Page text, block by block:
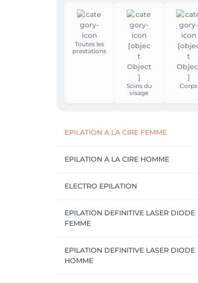
Toutes les
prestations
Soins du
visage
Corps
EPILATION A LA CIRE FEMME
EPILATION A LA CIRE HOMME
ELECTRO EPILATION
EPILATION DEFINITIVE LASER DIODE
FEMME
EPILATION DEFINITIVE LASER DIODE
HOMME